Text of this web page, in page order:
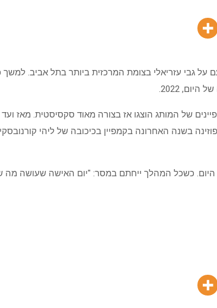
שיווק יפאורה: "במבט לאחור אל עבר שנות ה-90 ובטח בעיניים של שנת 2022, הנשים בקמפיינים של המותג הוצגו אז
בשנה האחרונה בקמפיין בכיכובה של ליהי